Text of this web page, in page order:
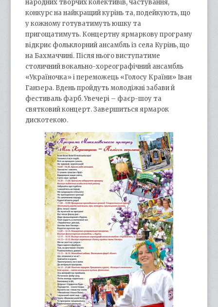
народних творчих колективів, частування,
конкурс на найкращий курінь та, подейкують, що
у кожному готуватимуть юшку та
пригощатимуть. Концертну ярмаркову програму
відкриє фольклорний ансамбль із села Курінь, що
на Бахмаччині. Після нього виступатиме
столичний вокально-хореографічний ансамбль
«Україночка» і переможець «Голосу Країни» Іван
Ганзера. Вдень пройдуть молодіжні забави й
фестиваль фарб. Увечері – фаєр-шоу та
святковий концерт. Завершиться ярмарок
дискотекою.